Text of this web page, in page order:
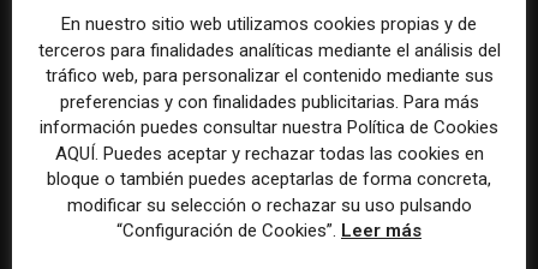
DEJA UNA RESPUESTA
En nuestro sitio web utilizamos cookies propias y de
terceros para finalidades analíticas mediante el análisis del
tráfico web, para personalizar el contenido mediante sus
preferencias y con finalidades publicitarias. Para más
información puedes consultar nuestra Política de Cookies
AQUÍ. Puedes aceptar y rechazar todas las cookies en
bloque o también puedes aceptarlas de forma concreta,
modificar su selección o rechazar su uso pulsando
“Configuración de Cookies”. Leer más